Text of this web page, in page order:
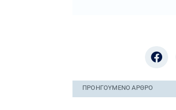
ΠΡΟΗΓΟΎΜΕΝO ΆΡΘΡΟ